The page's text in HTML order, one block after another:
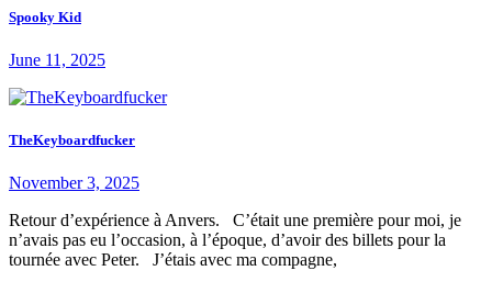
Spooky Kid
June 11, 2025
TheKeyboardfucker
November 3, 2025
Retour d’expérience à Anvers. C’était une première pour moi, je
n’avais pas eu l’occasion, à l’époque, d’avoir des billets pour la
tournée avec Peter. J’étais avec ma compagne,